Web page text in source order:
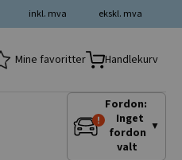
ekskl. mva
inkl. mva
Mine favoritter Handlekurv
Fordon:
Inget
fordon
valt
▼